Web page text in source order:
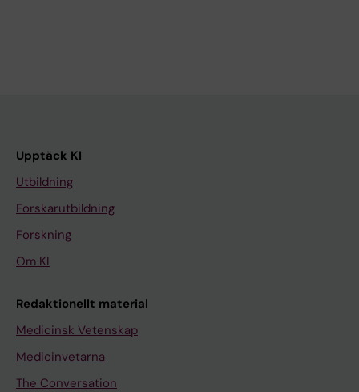
Upptäck KI
Utbildning
Forskarutbildning
Forskning
Om KI
Redaktionellt material
Medicinsk Vetenskap
Medicinvetarna
The Conversation